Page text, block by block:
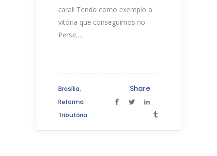
cara!! Tendo como exemplo a
vitória que conseguimos no
Perse,...
Brasília,
Reforma
Tributária
Share